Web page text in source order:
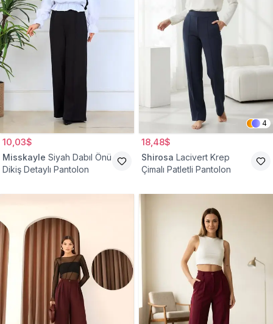
10,03$
Misskayle Siyah Dabıl Önü
Dikiş Detaylı Pantolon
4
18,48$
Shirosa Lacivert Krep
Çimalı Patletli Pantolon